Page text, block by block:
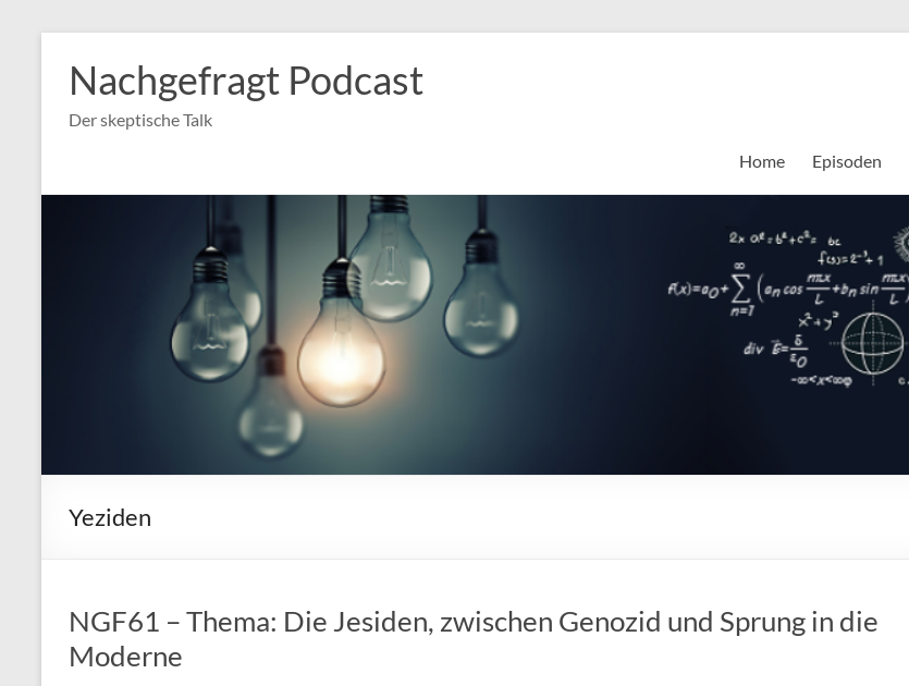
Nachgefragt Podcast
Der skeptische Talk
Home
Episoden
Yeziden
NGF61 – Thema: Die Jesiden, zwischen Genozid und Sprung in die
Moderne